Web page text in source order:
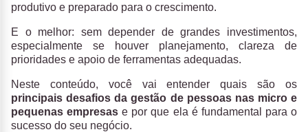
produtivo e preparado para o crescimento.
E o melhor: sem depender de grandes investimentos,
especialmente se houver planejamento, clareza de
prioridades e apoio de ferramentas adequadas.
Neste conteúdo, você vai entender quais são os
principais desafios da gestão de pessoas nas micro e
pequenas empresas e por que ela é fundamental para o
sucesso do seu negócio.